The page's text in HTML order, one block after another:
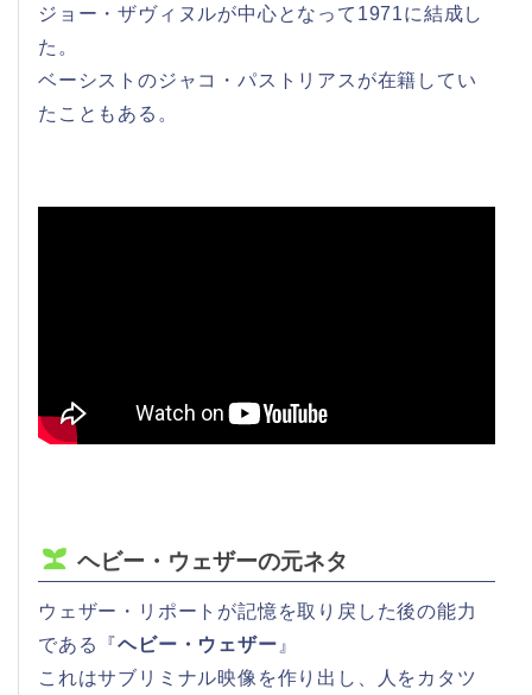
ジョー・ザヴィヌルが中心となって1971に結成し
た。
ベーシストのジャコ・パストリアスが在籍してい
たこともある。
ヘビー・ウェザーの元ネタ
ウェザー・リポートが記憶を取り戻した後の能力
である『ヘビー・ウェザー』
これはサブリミナル映像を作り出し、人をカタツ